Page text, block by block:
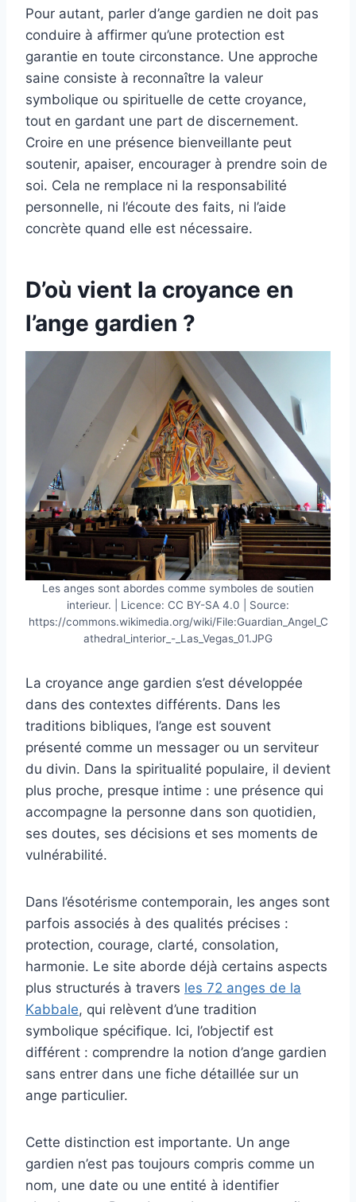
Pour autant, parler d’ange gardien ne doit pas
conduire à affirmer qu’une protection est
garantie en toute circonstance. Une approche
saine consiste à reconnaître la valeur
symbolique ou spirituelle de cette croyance,
tout en gardant une part de discernement.
Croire en une présence bienveillante peut
soutenir, apaiser, encourager à prendre soin de
soi. Cela ne remplace ni la responsabilité
personnelle, ni l’écoute des faits, ni l’aide
concrète quand elle est nécessaire.
D’où vient la croyance en
l’ange gardien ?
Les anges sont abordes comme symboles de soutien
interieur. | Licence: CC BY-SA 4.0 | Source:
https://commons.wikimedia.org/wiki/File:Guardian_Angel_C
athedral_interior_-_Las_Vegas_01.JPG
La croyance ange gardien s’est développée
dans des contextes différents. Dans les
traditions bibliques, l’ange est souvent
présenté comme un messager ou un serviteur
du divin. Dans la spiritualité populaire, il devient
plus proche, presque intime : une présence qui
accompagne la personne dans son quotidien,
ses doutes, ses décisions et ses moments de
vulnérabilité.
Dans l’ésotérisme contemporain, les anges sont
parfois associés à des qualités précises :
protection, courage, clarté, consolation,
harmonie. Le site aborde déjà certains aspects
plus structurés à travers les 72 anges de la
Kabbale, qui relèvent d’une tradition
symbolique spécifique. Ici, l’objectif est
différent : comprendre la notion d’ange gardien
sans entrer dans une fiche détaillée sur un
ange particulier.
Cette distinction est importante. Un ange
gardien n’est pas toujours compris comme un
nom, une date ou une entité à identifier